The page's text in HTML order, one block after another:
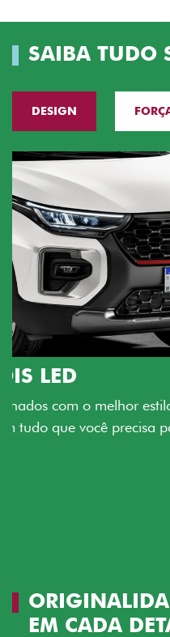
SAIBA TUDO
DESIGN
O
PORTAS
Todo mundo pode viajar
EM CADA